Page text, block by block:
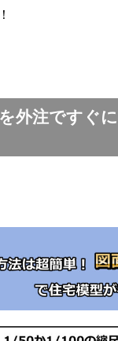
を外注ですぐ